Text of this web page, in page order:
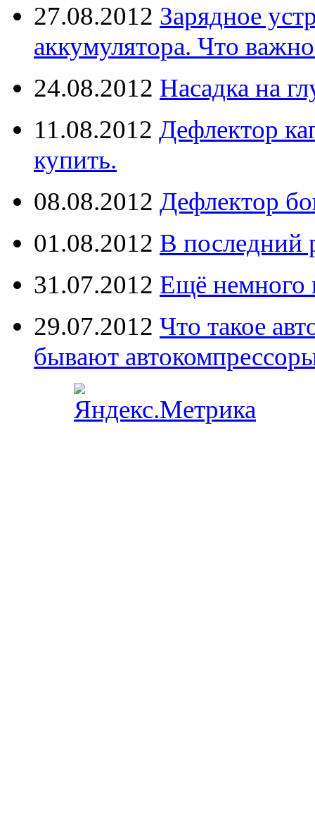
27.08.2012 Зарядное
аккумулятора. Что
24.08.2012 Насадка на
11.08.2012 Дефлектор
купить.
08.08.2012 Дефлектор
01.08.2012 В последний
31.07.2012 Ещё немного
29.07.2012 Что такое
бывают